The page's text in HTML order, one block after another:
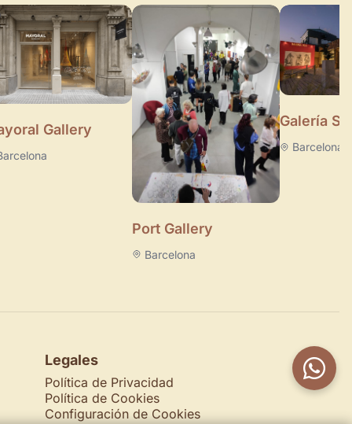
Gallery
Port Gallery
Barcelona
Galería
Barcelona
Legales
Política de Privacidad
Política de Cookies
Configuración de Cookies